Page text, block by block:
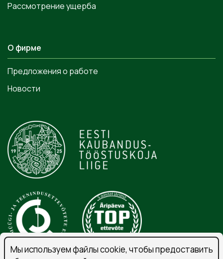
Рассмотрение ущерба
О фирме
Предложения о работе
Новости
Мы используем файлы cookie, чтобы предоставить